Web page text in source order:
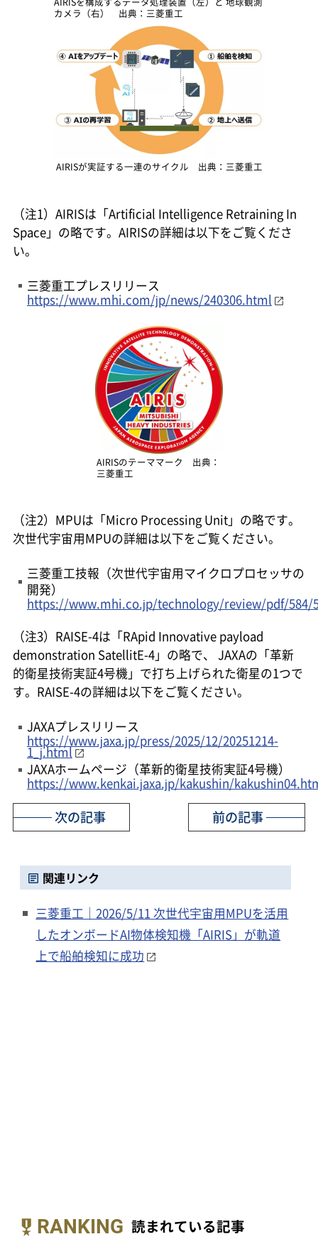
カメラ（右） 出典：三菱重工
AIRISが実証する一連のサイクル 出典：三菱重工
（注1）AIRISは「Artificial Intelligence Retraining In
Space」の略です。AIRISの詳細は以下をご覧くださ
い。
三菱重工プレスリリース
https://www.mhi.com/jp/news/240306.html
AIRISのテーママーク 出典：
三菱重工
（注2）MPUは「Micro Processing Unit」の略です。
次世代宇宙用MPUの詳細は以下をご覧ください。
三菱重工技報（次世代宇宙用マイクロプロセッサの
開発）
https://www.mhi.co.jp/technology/review/pdf/584/
（注3）RAISE-4は「RApid Innovative payload
demonstration SatellitE-4」の略で、 JAXAの「革新
的衛星技術実証4号機」で打ち上げられた衛星の1つで
す。RAISE-4の詳細は以下をご覧ください。
JAXAプレスリリース
https://www.jaxa.jp/press/2025/12/20251214-
1_j.html
JAXAホームページ（革新的衛星技術実証4号機）
https://www.kenkai.jaxa.jp/kakushin/
前の記事
次の記事
関連リンク
三菱重工｜2026/5/11 次世代宇宙用MPUを活用
したオンボードAI物体検知機「AIRIS」が軌道
上で船舶検知に成功
RANKING 読まれている記事